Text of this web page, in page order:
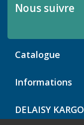
Nous suivre
Catalogue
Informations
DELAISY KARGO